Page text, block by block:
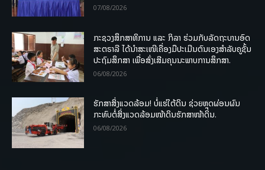
07/08/2026
ກະຊວງສຶກສາທິການ ແລະ ກິລາ ຮ່ວມກັບລັດຖະບານອົດ
ສະຕຣາລີ ໄດ້ນຳສະເໜີເຄື່ອງມືປະເມີນຕົນເອງສຳລັບຄູຊັ້ນ
ປະຖົມສຶກສາ ເພື່ອສົ່ງເສີມຄຸນນະພາບການສຶກສາ.
06/08/2026
ຮັກສາສິ່ງແວດລ້ອມ! ບໍ່ແຮ່ໃຕ້ດິນ ຊ່ວຍຫຼຸດຜ່ອນຜົນ
ກະທົບຕໍ່ສິ່ງແວດລ້ອມໜ້າດິນຮັກສາໜ້າດິນ.
06/08/2026